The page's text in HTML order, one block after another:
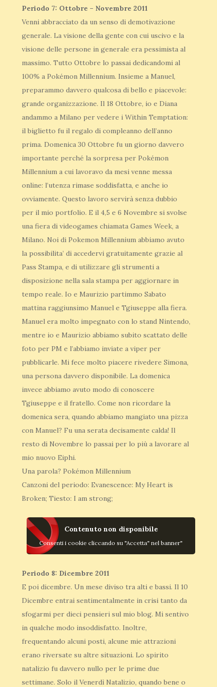
Periodo 7: Ottobre – Novembre 2011
Venni abbracciato da un senso di demotivazione
generale. La visione della gente con cui uscivo e la
visione delle persone in generale era pessimista al
massimo. Tutto Ottobre lo passai dedicandomi al
100% a Pokémon Millennium. Insieme a Manuel,
preparammo davvero qualcosa di bello e piacevole:
grande organizzazione. Il 18 Ottobre, io e Diana
andammo a Milano per vedere i Within Temptation:
il biglietto fu il regalo di compleanno dell’anno
prima. Domenica 30 Ottobre fu un giorno davvero
importante perché la sorpresa per Pokémon
Millennium a cui lavoravo da mesi venne messa
online: l’utenza rimase soddisfatta, e anche io
ovviamente. Questo lavoro servirà senza dubbio
per il mio portfolio. E il 4,5 e 6 Novembre si svolse
una fiera di videogames chiamata Games Week, a
Milano. Noi di Pokemon Millennium abbiamo avuto
la possibilita’ di accedervi gratuitamente grazie al
Pass Stampa, e di utilizzare gli strumenti a
disposizione nella sala stampa per aggiornare in
tempo reale. Io e Maurizio partimmo Sabato
mattina raggiunsimo Manuel e Tgiuseppe alla fiera.
Manuel era molto impegnato con lo stand Nintendo,
mentre io e Maurizio abbiamo subito scattato delle
foto per PM e l’abbiamo inviate a viper per
pubblicarle. Mi fece molto piacere rivedere Simona,
una persona davvero disponibile. La domenica
invece abbiamo avuto modo di conoscere
Tgiuseppe e il fratello. Come non ricordare la
domenica sera, quando abbiamo mangiato una pizza
con Manuel? Fu una serata decisamente calda! Il
resto di Novembre lo passai per lo più a lavorare al
mio nuovo Eiphi.
Una parola? Pokémon Millennium
Canzoni del periodo: Evanescence: My Heart is
Broken; Tiesto: I am strong;
Contenuto non disponibile
Consenti i cookie cliccando su "Accetta" nel banner"
Periodo 8: Dicembre 2011
E poi dicembre. Un mese diviso tra alti e bassi. Il 10
Dicembre entrai sentimentalmente in crisi tanto da
sfogarmi per dieci pensieri sul mio blog. Mi sentivo
in qualche modo insoddisfatto. Inoltre,
frequentando alcuni posti, alcune mie attrazioni
erano riversate su altre situazioni. Lo spirito
natalizio fu davvero nullo per le prime due
settimane. Solo il Venerdì Natalizio, quando bene o